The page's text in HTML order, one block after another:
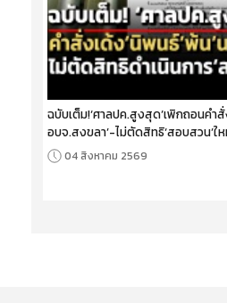
ฉบับเต็ม!‘ศาลปค.สูงสุด’เพิกถอนคำ
อบจ.สงขลา’-ไม่ตัดสิทธิ‘สอบสวน’ใ
04 สิงหาคม 2569